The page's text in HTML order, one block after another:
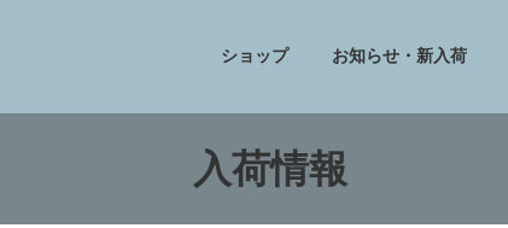
ショップ お知らせ・新入荷
入荷情報